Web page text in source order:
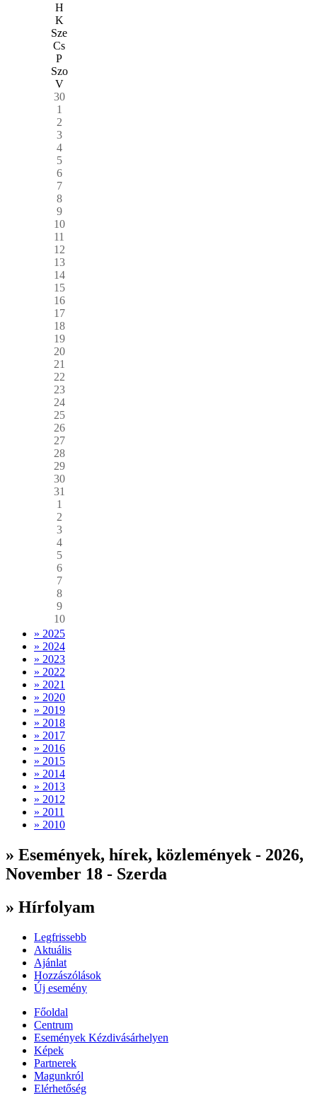
H
K
Sze
Cs
P
Szo
V
30
1
2
3
4
5
6
7
8
9
10
11
12
13
14
15
16
17
18
19
20
21
22
23
24
25
26
27
28
29
30
31
1
2
3
4
5
6
7
8
9
10
» 2025
» 2024
» 2023
» 2022
» 2021
» 2020
» 2019
» 2018
» 2017
» 2016
» 2015
» 2014
» 2013
» 2012
» 2011
» 2010
» Események, hírek, közlemények - 2026,
November 18 - Szerda
» Hírfolyam
Legfrissebb
Aktuális
Ajánlat
Hozzászólások
Új esemény
Főoldal
Centrum
Események Kézdivásárhelyen
Képek
Partnerek
Magunkról
Elérhetőség